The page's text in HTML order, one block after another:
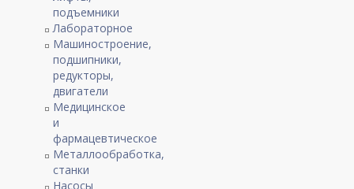
подъемники
Лабораторное
Машиностроение,
подшипники,
редукторы,
двигатели
Медицинское
и
фармацевтическое
Металлообработка,
станки
Насосы